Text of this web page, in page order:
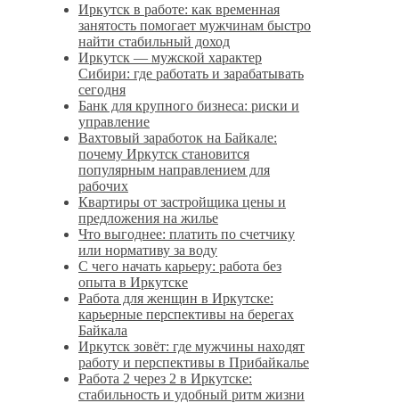
Иркутск в работе: как временная
занятость помогает мужчинам быстро
найти стабильный доход
Иркутск — мужской характер
Сибири: где работать и зарабатывать
сегодня
Банк для крупного бизнеса: риски и
управление
Вахтовый заработок на Байкале:
почему Иркутск становится
популярным направлением для
рабочих
Квартиры от застройщика цены и
предложения на жилье
Что выгоднее: платить по счетчику
или нормативу за воду
С чего начать карьеру: работа без
опыта в Иркутске
Работа для женщин в Иркутске:
карьерные перспективы на берегах
Байкала
Иркутск зовёт: где мужчины находят
работу и перспективы в Прибайкалье
Работа 2 через 2 в Иркутске:
стабильность и удобный ритм жизни